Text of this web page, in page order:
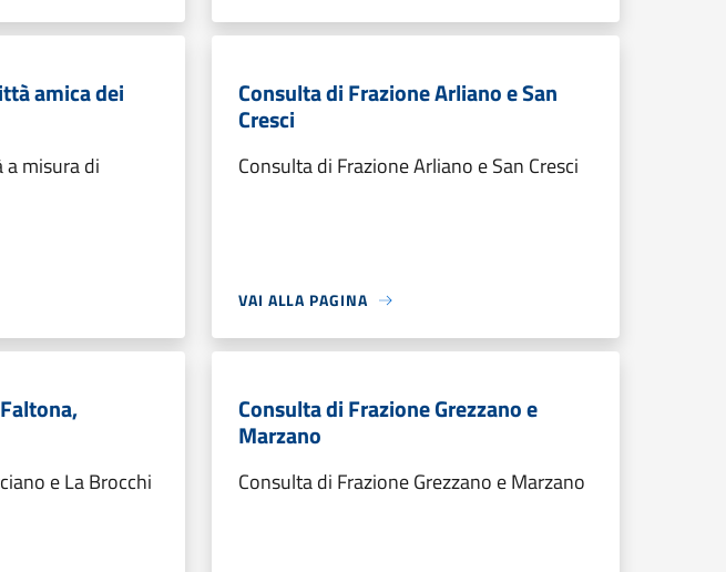
amica dei
a misura di
Consulta di Frazione Arliano e San
Cresci
Consulta di Frazione Arliano e San Cresci
VAI ALLA PAGINA
e La Brocchi
Consulta di Frazione Grezzano e
Marzano
Consulta di Frazione Grezzano e Marzano